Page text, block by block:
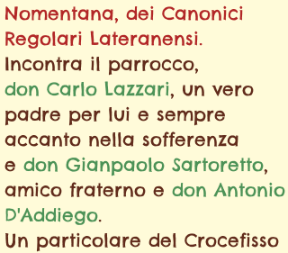
Nomentana, dei Canonici
Regolari Lateranensi.
Incontra il parrocco,
don Carlo Lazzari, un vero
padre per lui e sempre
accanto nella sofferenza
e don Gianpaolo Sartoretto,
amico fraterno e don Antonio
D'Addiego.
Un particolare del Crocefisso